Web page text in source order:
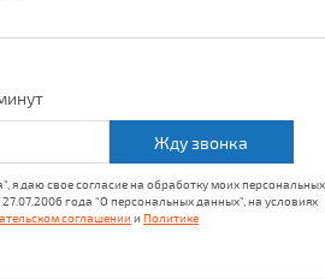
Жду звонка
я даю свое согласие на обработку моих персональных
года "О персональных данных", на условиях
соглашении и Политике